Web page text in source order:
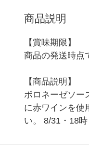
商品説明
【賞味期限】
商品の発送時点
【商品説明】
ボロネーゼソー
に赤ワインを使
い。 8/31・18